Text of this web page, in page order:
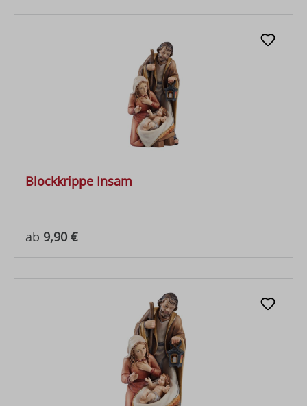
Blockkrippe Insam
Regulärer Preis:
ab 9,90 €